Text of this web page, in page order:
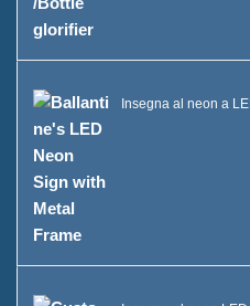
Insegna al neon a